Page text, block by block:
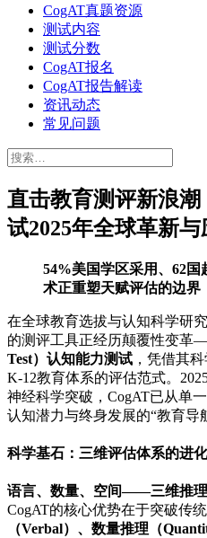
CogAT真题资源
测试内容
测试分数
CogAT报名
CogAT报告解读
资讯动态
常见问题
搜
直击教育测评新浪潮
试2025年全球革新
54%美国学区采用、62
术正重塑天赋评估的边界
在全球教育选拔与认知科学研
的测评工具正经历颠覆性变
Test）认知能力测试 ，凭借其
K-12教育体系的评估范式。
神经科学突破，CogAT已从单
认知潜力与终身发展的“教育导
科学基石：三维评估体系的进
语言、数量、空间——三维推
CogAT的核心优势在于突破传
（Verbal）、数量推理（